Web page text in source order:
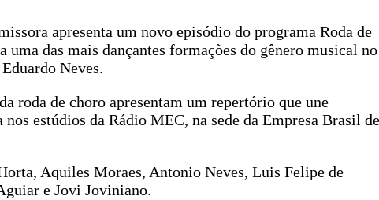
apresenta um novo episódio do programa Roda de
uma das mais dançantes formações do gênero musical no
Neves.
roda de choro apresentam um repertório que une
estúdios da Rádio MEC, na sede da Empresa Brasil de
Aquiles Moraes, Antonio Neves, Luis Felipe de
e Jovi Joviniano.